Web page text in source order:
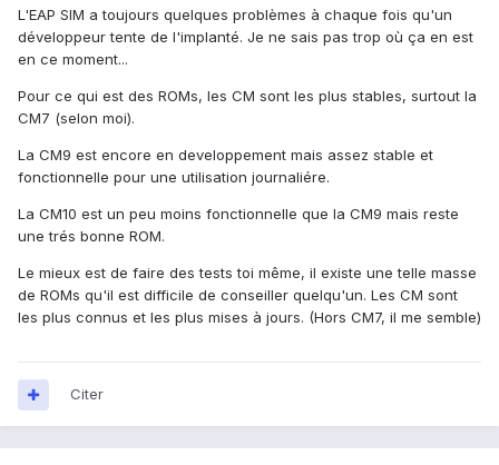
L'EAP SIM a toujours quelques problèmes à chaque fois qu'un
développeur tente de l'implanté. Je ne sais pas trop où ça en est
en ce moment...
Pour ce qui est des ROMs, les CM sont les plus stables, surtout la
CM7 (selon moi).
La CM9 est encore en developpement mais assez stable et
fonctionnelle pour une utilisation journaliére.
La CM10 est un peu moins fonctionnelle que la CM9 mais reste
une trés bonne ROM.
Le mieux est de faire des tests toi même, il existe une telle masse
de ROMs qu'il est difficile de conseiller quelqu'un. Les CM sont
les plus connus et les plus mises à jours. (Hors CM7, il me semble)
Citer